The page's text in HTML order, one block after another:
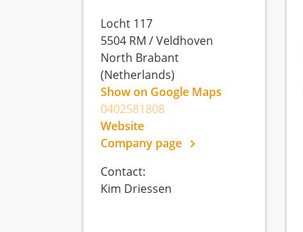
Locht 117
5504 RM /Veldhoven
North Brabant
(Netherlands)
Show on Google Maps
0402581808
Website
Company page
Contact:
Kim Driessen